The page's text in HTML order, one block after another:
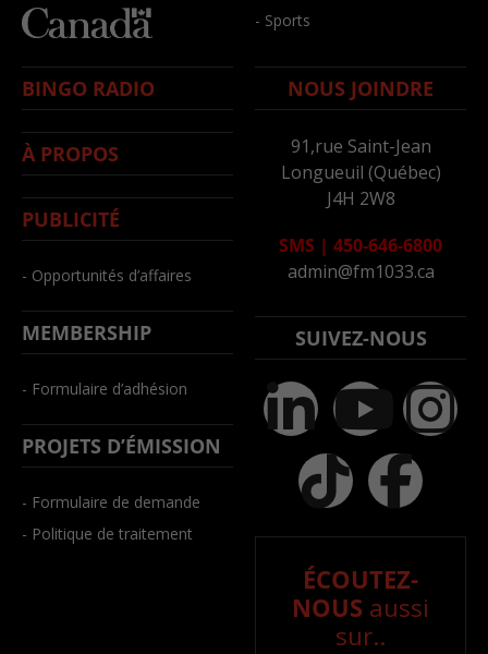
- Sports
BINGO RADIO
À PROPOS
PUBLICITÉ
- Opportunités d’affaires
MEMBERSHIP
- Formulaire d’adhésion
PROJETS D’ÉMISSION
- Formulaire de demande
- Politique de traitement
NOUS JOINDRE
91,rue Saint-Jean
Longueuil (Québec)
J4H 2W8
SMS | 450-646-6800
admin@fm1033.ca
SUIVEZ-NOUS
ÉCOUTEZ-
NOUS aussi
sur..